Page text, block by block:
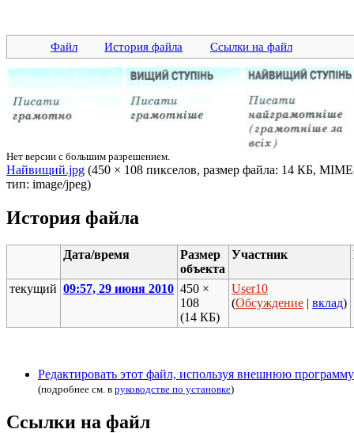
Файл История файла Ссылки на файл
Нет версии с большим разрешением.
Найвищий.jpg (450 × 108 пикселов, размер файла: 14 КБ,
тип: image/jpeg)
История файла
Дата/время
Размер
объекта
Участник
текущий 09:57, 29 июня 2010 450 ×
108
(14 КБ)
User10
(Обсуждение |вклад)
Редактировать этот файл, используя внешнюю программу
(подробнее см. в руководстве по установке)
Ссылки на файл